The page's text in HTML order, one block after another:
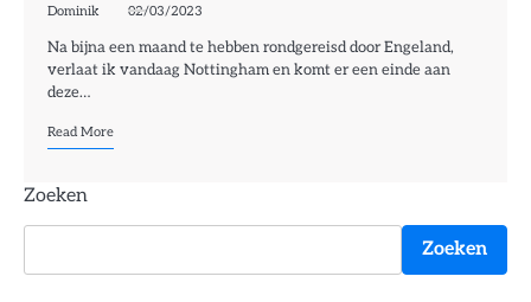
Dominik 02/03/2023
Na bijna een maand te hebben rondgereisd door Engeland,
verlaat ik vandaag Nottingham en komt er een einde aan
deze…
Read More
Zoeken
Zoeken